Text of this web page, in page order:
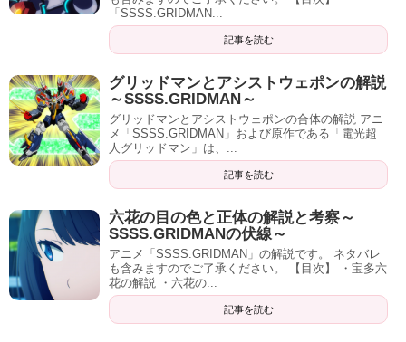
「SSSS.GRIDMAN...
記事を読む
グリッドマンとアシストウェポンの解説
～SSSS.GRIDMAN～
グリッドマンとアシストウェポンの合体の解説 アニ
メ「SSSS.GRIDMAN」および原作である「電光超
人グリッドマン」は、...
記事を読む
六花の目の色と正体の解説と考察～
SSSS.GRIDMANの伏線～
アニメ「SSSS.GRIDMAN」の解説です。 ネタバレ
も含みますのでご了承ください。 【目次】 ・宝多六
花の解説 ・六花の...
記事を読む